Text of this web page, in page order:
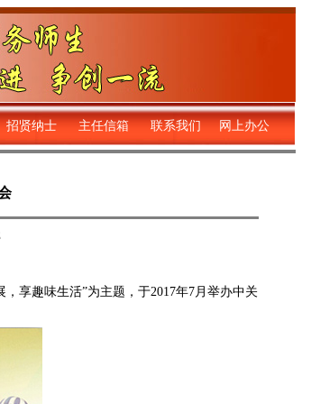
招贤纳士 主任信箱 联系我们 网上办公
享趣味生活”为主题，于2017年7月举办中关